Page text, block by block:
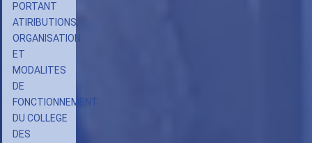
PORTANT
ATIRIBUTIONS,
ORGANISATION
ET
MODALITES
DE
FONCTIONNEMENT
DU COLLEGE
DES